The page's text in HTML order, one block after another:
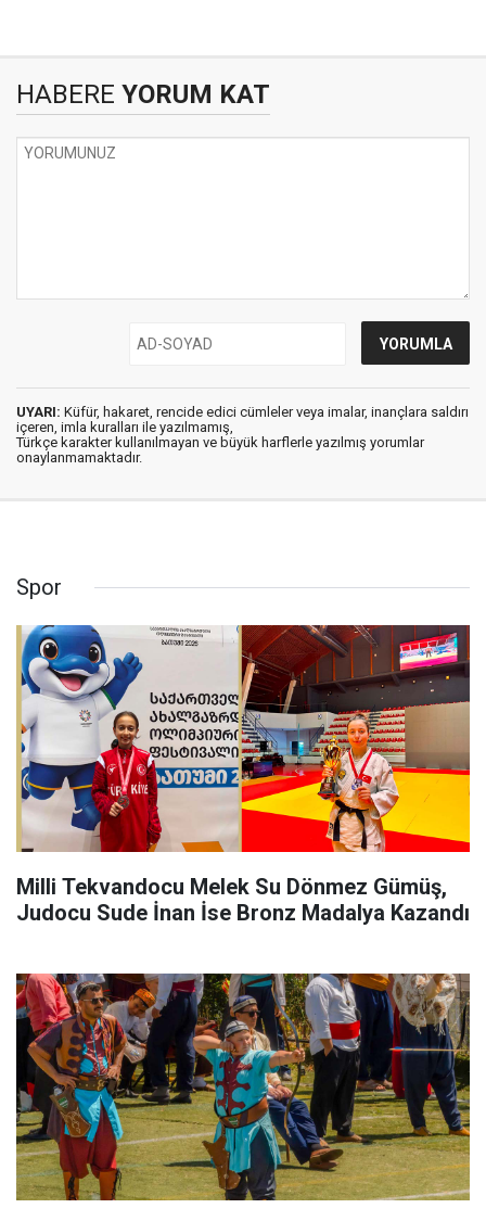
HABERE YORUM KAT
UYARI: Küfür, hakaret, rencide edici cümleler veya imalar, inançlara saldırı
içeren, imla kuralları ile yazılmamış,
Türkçe karakter kullanılmayan ve büyük harflerle yazılmış yorumlar
onaylanmamaktadır.
Spor
Milli Tekvandocu Melek Su Dönmez Gümüş,
Judocu Sude İnan İse Bronz Madalya Kazandı